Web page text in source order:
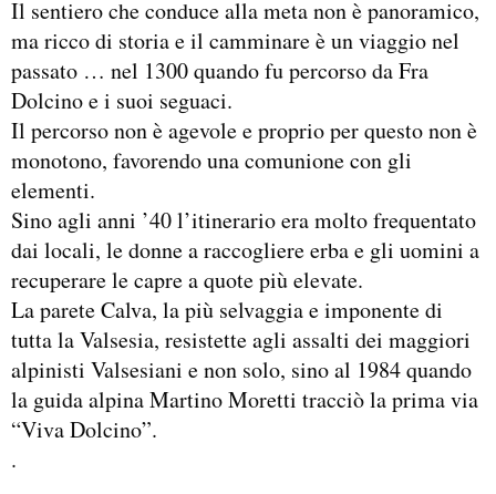
Il sentiero che conduce alla meta non è panoramico,
ma ricco di storia e il camminare è un viaggio nel
passato … nel 1300 quando fu percorso da Fra
Dolcino e i suoi seguaci.
Il percorso non è agevole e proprio per questo non è
monotono, favorendo una comunione con gli
elementi.
Sino agli anni ’40 l’itinerario era molto frequentato
dai locali, le donne a raccogliere erba e gli uomini a
recuperare le capre a quote più elevate.
La parete Calva, la più selvaggia e imponente di
tutta la Valsesia, resistette agli assalti dei maggiori
alpinisti Valsesiani e non solo, sino al 1984 quando
la guida alpina Martino Moretti tracciò la prima via
“Viva Dolcino”.
.